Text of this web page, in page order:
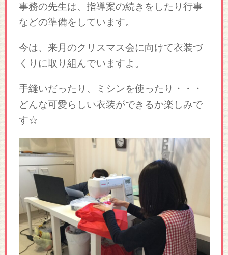
事務の先生は、指導案の続きをしたり行事
などの準備をしています。
今は、来月のクリスマス会に向けて衣装づ
くりに取り組んでいますよ。
手縫いだったり、ミシンを使ったり・・・
どんな可愛らしい衣装ができるか楽しみで
す☆